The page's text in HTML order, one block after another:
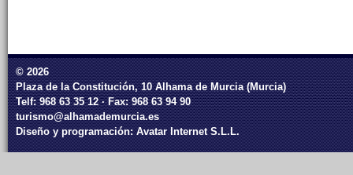
© 2026
Plaza de la Constitución, 10 Alhama de Murcia (Murcia)
Telf: 968 63 35 12 · Fax: 968 63 94 90
turismo@alhamademurcia.es
Diseño y programación:Avatar Internet S.L.L.